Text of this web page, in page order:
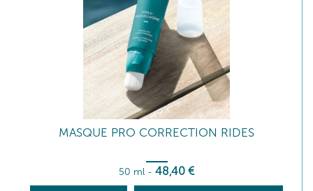
MASQUE PRO CORRECTION RIDES
50 ml - 48,40 €